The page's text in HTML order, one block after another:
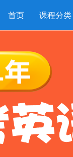
首页 课程分类